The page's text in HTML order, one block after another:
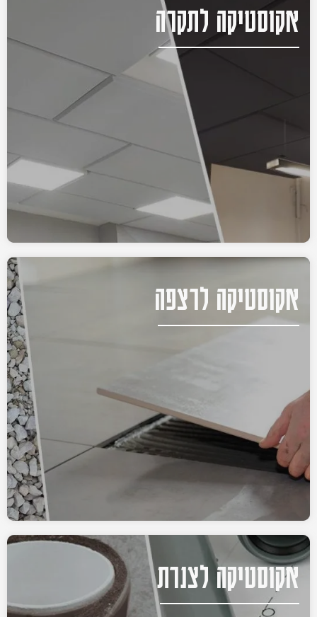
אקוסטיקה לתקרה
אקוסטיקה לרצפה
אקוסטיקה לצנרת